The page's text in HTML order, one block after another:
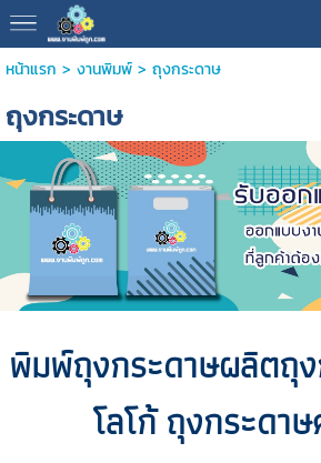
หน้าแรก > งานพิมพ์> ถุงกระดาษ
ถุงกระดาษ
พิมพ์ถุงกระดาษผลิตถุ
โลโก้ ถุงกระดา